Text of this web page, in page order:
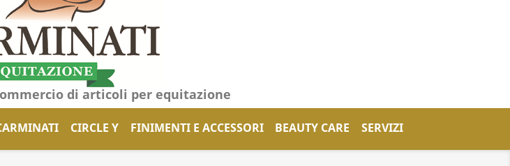
di articoli per equitazione
CIRCLE Y FINIMENTI E ACCESSORI BEAUTY CARE SERVIZI